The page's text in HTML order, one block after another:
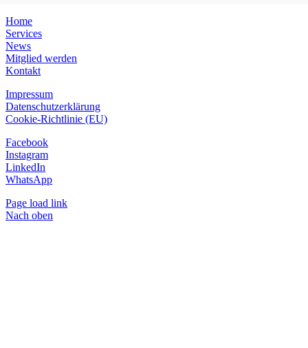
Home
Services
News
Mitglied werden
Kontakt
Impressum
Datenschutzerklärung
Cookie-Richtlinie (EU)
Facebook
Instagram
LinkedIn
WhatsApp
Page load link
Nach oben